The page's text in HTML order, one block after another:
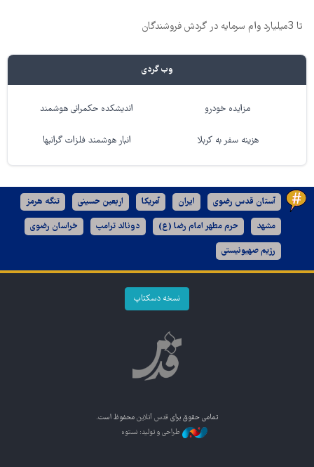
تا 3میلیارد وام سرمایه در گردش فروشندگان
وب گردی
مزایده خودرو اندیشکده حکمرانی هوشمند
هزینه سفر به کربلا انبار هوشمند فلزات گرانبها
آستان قدس رضوی ایران آمریکا اربعین حسینی تنگه هرمز
مشهد حرم مطهر امام رضا (ع) دونالد ترامپ خراسان رضوی
رژیم صهیونیستی
نسخه دسکتاپ
تمامی حقوق برای قدس آنلاین محفوظ است.
طراحی و تولید: نستوه